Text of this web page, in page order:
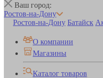
Ваш город:
Ростов-на-Дону
Ростов-на-Дону Батайск
О компании
Магазины
Каталог товаров